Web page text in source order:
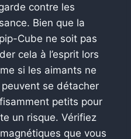
contre les
Bien que la
Cube ne soit pas
cela à l’esprit lors
si les aimants ne
peuvent se détacher
petits pour
un risque. Vérifiez
que vous